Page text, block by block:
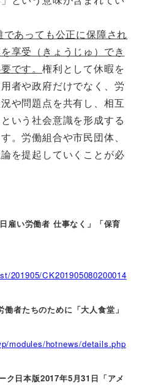
あっても公正に保障され
享受（きょうじゅ）でき
です。 権利として休暇を
者や政府だけでなく、労
や問題点を共有し、相互
いう社会意識を形成する
。労働組合や市民団体、
を提起していくことが必
雇い労働者 仕事なく」「保育
201905/CK201905080200014
者たちのために「大人食堂」
modules/hotnews/details.php
日本版2017年5月31日「アメ